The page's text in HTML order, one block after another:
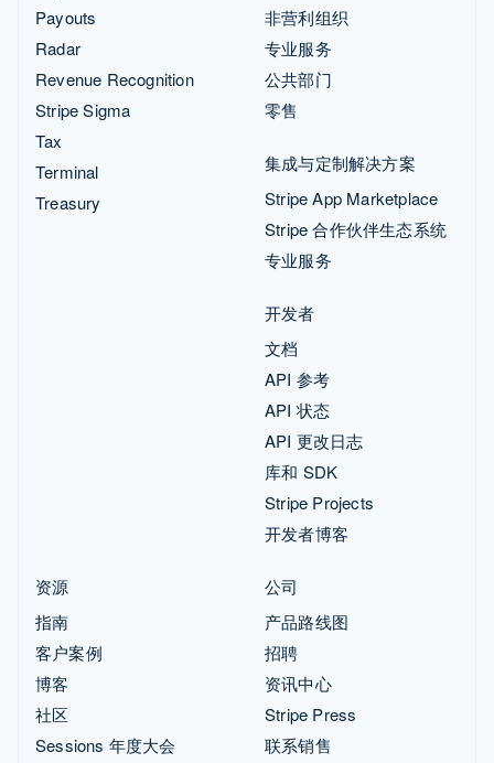
Payouts
Radar
Revenue Recognition
Stripe Sigma
Tax
Terminal
Treasury
非营利组织
专业服务
公共部门
零售
集成与定制解决方案
Stripe App Marketplace
Stripe 合作伙伴生态系统
专业服务
开发者
文档
API 参考
API 状态
API 更改日志
库和 SDK
Stripe Projects
开发者博客
资源
指南
客户案例
博客
社区
Sessions 年度大会
公司
产品路线图
招聘
资讯中心
Stripe Press
联系销售